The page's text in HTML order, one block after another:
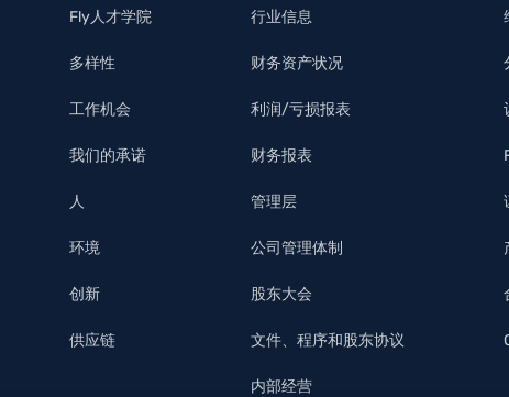
Fly人才学院
多样性
工作机会
我们的承诺
人
环境
创新
供应链
行业信息
财务资产状况
利润/亏损报表
财务报表
管理层
公司管理体制
股东大会
文件、程序和股东协议
内部经营